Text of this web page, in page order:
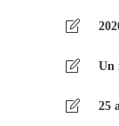
Un
25